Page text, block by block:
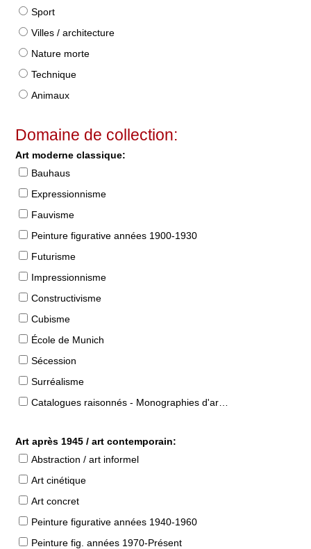
Sport
Villes / architecture
Nature morte
Technique
Animaux
Domaine de collection:
Art moderne classique:
Bauhaus
Expressionnisme
Fauvisme
Peinture figurative années 1900-1930
Futurisme
Impressionnisme
Constructivisme
Cubisme
École de Munich
Sécession
Surréalisme
Catalogues raisonnés - Monographies d'artistes
Art après 1945 / art contemporain:
Abstraction / art informel
Art cinétique
Art concret
Peinture figurative années 1940-1960
Peinture fig. années 1970-Présent